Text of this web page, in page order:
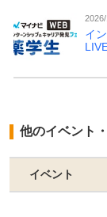
イ
他のイベント
イベント